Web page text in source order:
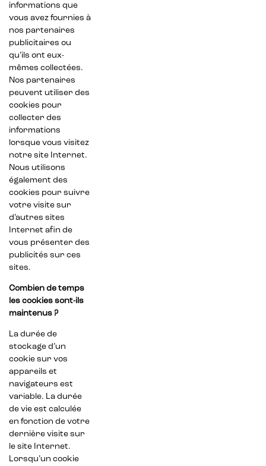
informations que
vous avez fournies à
nos partenaires
publicitaires ou
qu’ils ont eux-
mêmes collectées.
Nos partenaires
peuvent utiliser des
cookies pour
collecter des
informations
lorsque vous visitez
notre site Internet.
Nous utilisons
également des
cookies pour suivre
votre visite sur
d’autres sites
Internet afin de
vous présenter des
publicités sur ces
sites.
Combien de temps
les cookies sont-ils
maintenus ?
La durée de
stockage d’un
cookie sur vos
appareils et
navigateurs est
variable. La durée
de vie est calculée
en fonction de votre
dernière visite sur
le site Internet.
Lorsqu’un cookie